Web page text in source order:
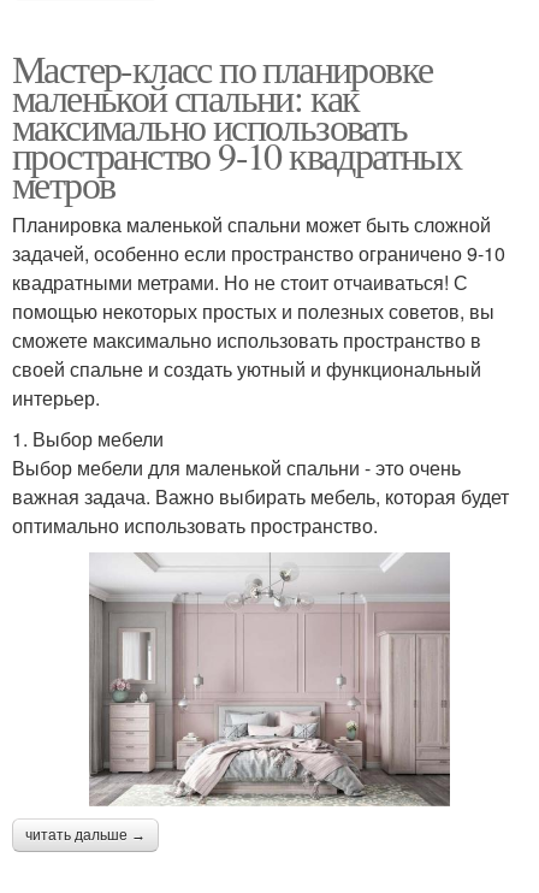
Мастер-класс по планировке
маленькой спальни: как
максимально использовать
пространство 9-10 квадратных
метров
Планировка маленькой спальни может быть сложной
задачей, особенно если пространство ограничено 9-10
квадратными метрами. Но не стоит отчаиваться! С
помощью некоторых простых и полезных советов, вы
сможете максимально использовать пространство в
своей спальне и создать уютный и функциональный
интерьер.
1. Выбор мебели
Выбор мебели для маленькой спальни - это очень
важная задача. Важно выбирать мебель, которая будет
оптимально использовать пространство.
читать дальше →